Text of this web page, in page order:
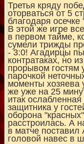
Третья кряду
оторваться от 5
благодаря
В этой же игре
в первом тайме,
сумели трижды
- 3:0! Агадирцы
контратаках, но
прорывом гостям
парочкой
моменты хозяева
же уже на 25
итак
защитника у
оборона
расстроилась. А
в матче
головой навес в